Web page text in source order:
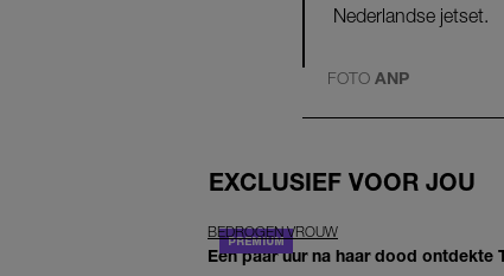
Nederlandse jetset.
FOTO ANP
EXCLUSIEF VOOR JOU
BEDROGEN VROUW
Een paar uur na haar dood